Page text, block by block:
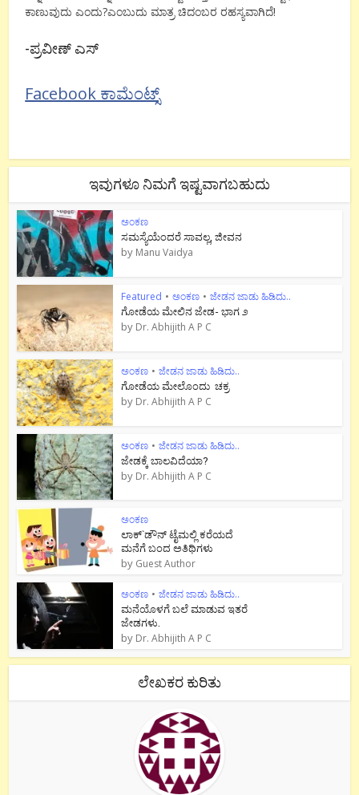
ಕಾಣುವುದು ಎಂದು?ಎಂಬುದು ಮಾತ್ರ ಚಿದಂಬರ ರಹಸ್ಯವಾಗಿದೆ!
-ಪ್ರವೀಣ್ ಎಸ್
Facebook ಕಾಮೆಂಟ್ಸ್
ಇವುಗಳೂ ನಿಮಗೆ ಇಷ್ಟವಾಗಬಹುದು
ಅಂಕಣ
ಸಮಸ್ಯೆಯೆಂದರೆ ಸಾವಲ್ಲ, ಜೀವನ
by Manu Vaidya
Featured • ಅಂಕಣ • ಜೇಡನ ಜಾಡು ಹಿಡಿದು..
ಗೋಡೆಯ ಮೇಲಿನ ಜೇಡ- ಭಾಗ ೨
by Dr. Abhijith A P C
ಅಂಕಣ • ಜೇಡನ ಜಾಡು ಹಿಡಿದು..
ಗೋಡೆಯ ಮೇಲೊಂದು ಚಕ್ರ
by Dr. Abhijith A P C
ಅಂಕಣ • ಜೇಡನ ಜಾಡು ಹಿಡಿದು..
ಜೇಡಕ್ಕೆ ಬಾಲವಿದೆಯಾ?
by Dr. Abhijith A P C
ಅಂಕಣ
ಲಾಕ್`ಡೌನ್ ಟೈಮಲ್ಲಿ ಕರೆಯದೆ
ಮನೆಗೆ ಬಂದ ಅತಿಥಿಗಳು
by Guest Author
ಅಂಕಣ • ಜೇಡನ ಜಾಡು ಹಿಡಿದು..
ಮನೆಯೊಳಗೆ ಬಲೆ ಮಾಡುವ ಇತರೆ
ಜೇಡಗಳು.
by Dr. Abhijith A P C
ಲೇಖಕರ ಕುರಿತು